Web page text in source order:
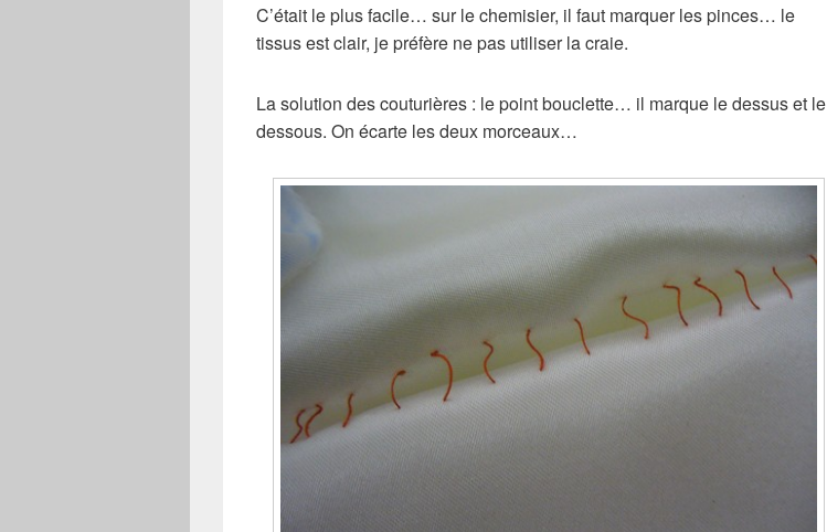
C’était le plus facile… sur le chemisier, il faut marquer les pinces… le
tissus est clair, je préfère ne pas utiliser la craie.
La solution des couturières : le point bouclette… il marque le dessus et le
dessous. On écarte les deux morceaux…